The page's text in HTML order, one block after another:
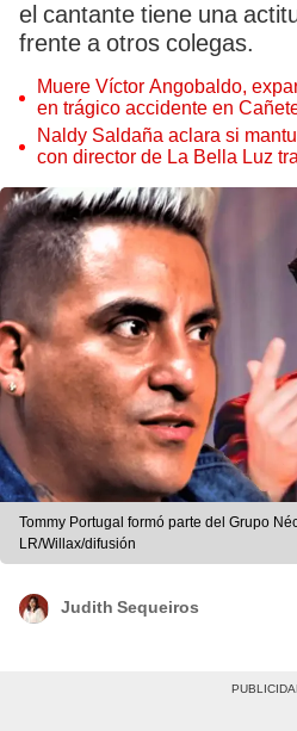
el cantante tiene una
frente a otros colegas.
Muere Víctor Angobaldo,
en trágico accidente en
Naldy Saldaña aclara si
con director de La Bella Luz
Tommy Portugal formó parte del Grupo
LR/Willax/difusión
Judith Sequeiros